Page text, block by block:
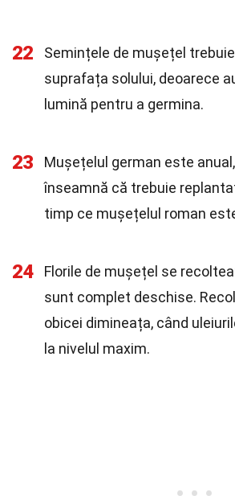
22
Semințele de mușețel
suprafața solului, deoarece
lumină pentru a germina.
23
Mușețelul german este
înseamnă că trebuie
timp ce mușețelul roman
24
Florile de mușețel se
sunt complet deschise.
obicei dimineața, când
la nivelul maxim.